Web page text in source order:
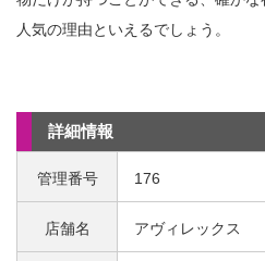
人気の理由といえるでしょう。
詳細情報
管理番号 176
店舗名 アヴィレックス